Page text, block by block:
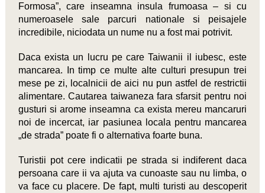
Formosa”, care inseamna insula frumoasa – si cu
numeroasele sale parcuri nationale si peisajele
incredibile, niciodata un nume nu a fost mai potrivit.
Daca exista un lucru pe care Taiwanii il iubesc, este
mancarea. In timp ce multe alte culturi presupun trei
mese pe zi, localnicii de aici nu pun astfel de restrictii
alimentare. Cautarea taiwaneza fara sfarsit pentru noi
gusturi si arome inseamna ca exista mereu mancaruri
noi de incercat, iar pasiunea locala pentru mancarea
„de strada” poate fi o alternativa foarte buna.
Turistii pot cere indicatii pe strada si indiferent daca
persoana care ii va ajuta va cunoaste sau nu limba, o
va face cu placere. De fapt, multi turisti au descoperit